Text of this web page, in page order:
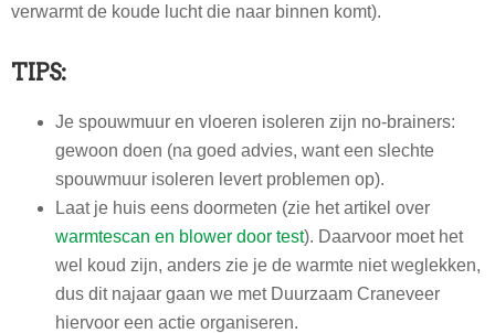
verwarmt de koude lucht die naar binnen komt).
TIPS:
Je spouwmuur en vloeren isoleren zijn no-brainers:
gewoon doen (na goed advies, want een slechte
spouwmuur isoleren levert problemen op).
Laat je huis eens doormeten (zie het artikel over
warmtescan en blower door test). Daarvoor moet het
wel koud zijn, anders zie je de warmte niet weglekken,
dus dit najaar gaan we met Duurzaam Craneveer
hiervoor een actie organiseren.